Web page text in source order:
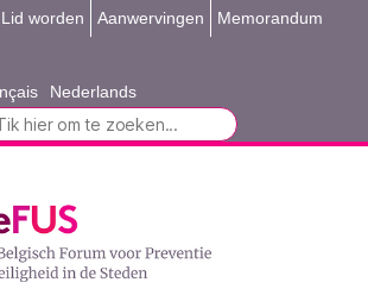
Lid worden Aanwervingen
Memorandum
Nederlands